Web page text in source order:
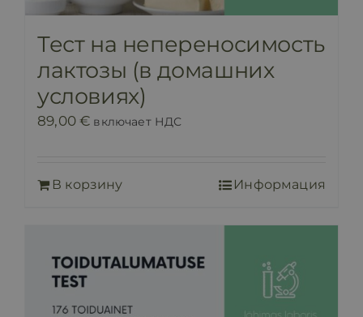
Тест на непереносимость
лактозы (в домашних
условиях)
89,00€ включает НДС
В корзину Информация